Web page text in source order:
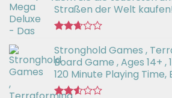
von 5
Straßen der Welt
mit
2.64
von 5
Stronghold Games ,
Board Game , Ages 14+ ,
120 Minute Playing Time,